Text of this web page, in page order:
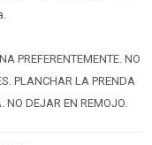
PREFERENTEMENTE. NO
PLANCHAR LA PRENDA
NO DEJAR EN REMOJO.